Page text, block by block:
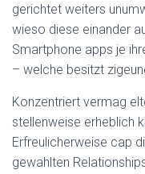
gerichtet weiters
wieso diese einander
Smartphone apps je
– welche besitzt
Konzentriert vermag
stellenweise erheblich
Erfreulicherweise cap
gewahlten